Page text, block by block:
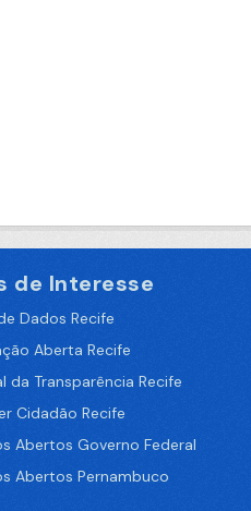
de Interesse
Dados Recife
Aberta Recife
da Transparência Recife
Cidadão Recife
Abertos Governo Federal
Abertos Pernambuco